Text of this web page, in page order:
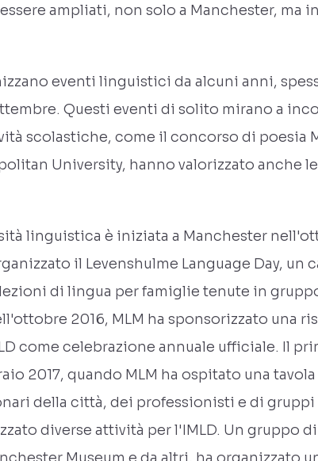
ampliati, non solo a Manchester, ma
eventi linguistici da alcuni anni,
Questi eventi di solito mirano a
scolastiche, come il concorso di poesia
University, hanno valorizzato anche
linguistica è iniziata a Manchester
il Levenshulme Language Day, un
di lingua per famiglie tenute in
2016, MLM ha sponsorizzato una
come celebrazione annuale ufficiale. Il
2017, quando MLM ha ospitato una
della città, dei professionisti e di gruppi
diverse attività per l'IMLD. Un gruppo